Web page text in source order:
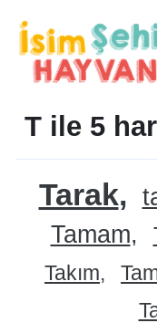
T ile 5
Tarak
Tamam
Takım